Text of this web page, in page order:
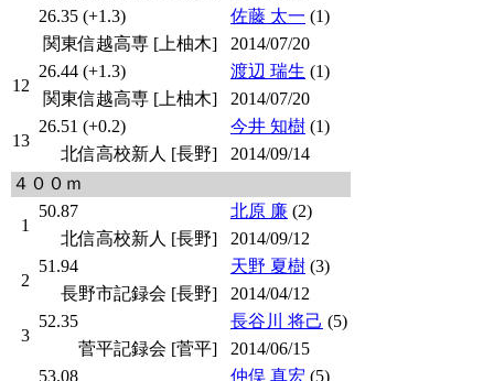
26.35 (+1.3)
佐藤 太一 (1)
関東信越高専 [上柚木]
2014/07/20
12
26.44 (+1.3) 渡辺 瑞生 (1)
関東信越高専 [上柚木]
2014/07/20
13
26.51 (+0.2) 今井 知樹 (1)
北信高校新人 [長野]
2014/09/14
４００ｍ
1
50.87 北原 廉 (2)
北信高校新人 [長野]
2014/09/12
2
51.94 天野 夏樹 (3)
長野市記録会 [長野]
2014/04/12
3
52.35 長谷川 将己 (5)
菅平記録会 [菅平]
2014/06/15
53.08
仲俣 真宏 (5)